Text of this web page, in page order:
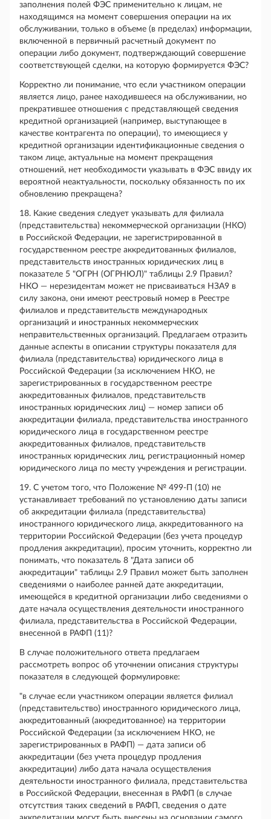
заполнения полей ФЭС применительно к лицам, не
находящимся на момент совершения операции на их
обслуживании, только в объеме (в пределах) информации,
включенной в первичный расчетный документ по
операции либо документ, подтверждающий совершение
соответствующей сделки, на которую формируется ФЭС?
Корректно ли понимание, что если участником операции
является лицо, ранее находившееся на обслуживании, но
прекратившее отношения с представляющей сведения
кредитной организацией (например, выступающее в
качестве контрагента по операции), то имеющиеся у
кредитной организации идентификационные сведения о
таком лице, актуальные на момент прекращения
отношений, нет необходимости указывать в ФЭС ввиду их
вероятной неактуальности, поскольку обязанность по их
обновлению прекращена?
18. Какие сведения следует указывать для филиала
(представительства) некоммерческой организации (НКО)
в Российской Федерации, не зарегистрированной в
государственном реестре аккредитованных филиалов,
представительств иностранных юридических лиц в
показателе 5 "ОГРН (ОГРНЮЛ)" таблицы 2.9 Правил?
НКО — нерезидентам может не присваиваться НЗА9 в
силу закона, они имеют реестровый номер в Реестре
филиалов и представительств международных
организаций и иностранных некоммерческих
неправительственных организаций. Предлагаем отразить
данные аспекты в описании структуры показателя для
филиала (представительства) юридического лица в
Российской Федерации (за исключением НКО, не
зарегистрированных в государственном реестре
аккредитованных филиалов, представительств
иностранных юридических лиц) — номер записи об
аккредитации филиала, представительства иностранного
юридического лица в государственном реестре
аккредитованных филиалов, представительств
иностранных юридических лиц, регистрационный номер
юридического лица по месту учреждения и регистрации.
19. С учетом того, что Положение № 499-П (10) не
устанавливает требований по установлению даты записи
об аккредитации филиала (представительства)
иностранного юридического лица, аккредитованного на
территории Российской Федерации (без учета процедур
продления аккредитации), просим уточнить, корректно ли
понимать, что показатель 8 "Дата записи об
аккредитации" таблицы 2.9 Правил может быть заполнен
сведениями о наиболее ранней дате аккредитации,
имеющейся в кредитной организации либо сведениями о
дате начала осуществления деятельности иностранного
филиала, представительства в Российской Федерации,
внесенной в РАФП (11)?
В случае положительного ответа предлагаем
рассмотреть вопрос об уточнении описания структуры
показателя в следующей формулировке:
"в случае если участником операции является филиал
(представительство) иностранного юридического лица,
аккредитованный (аккредитованное) на территории
Российской Федерации (за исключением НКО, не
зарегистрированных в РАФП) — дата записи об
аккредитации (без учета процедур продления
аккредитации) либо дата начала осуществления
деятельности иностранного филиала, представительства
в Российской Федерации, внесенная в РАФП (в случае
отсутствия таких сведений в РАФП, сведения о дате